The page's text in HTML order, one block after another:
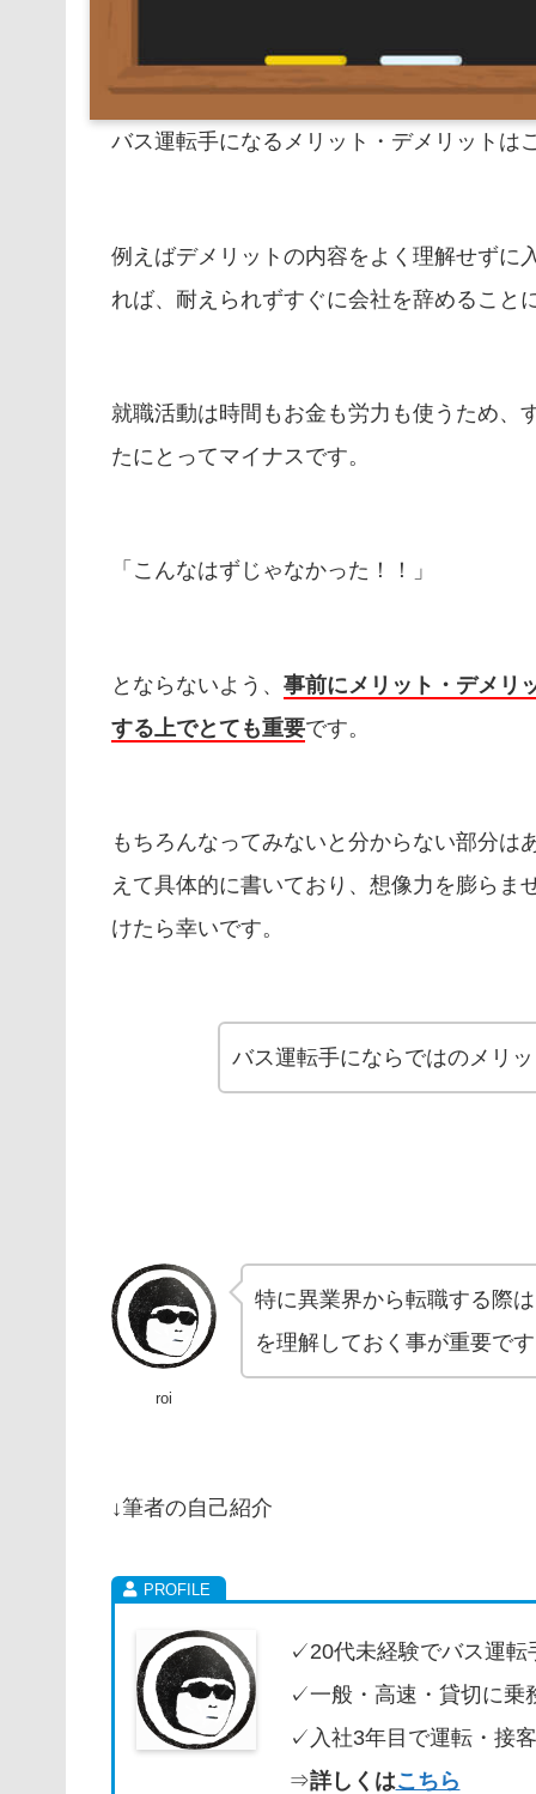
バス運転手になるメリット・デメリットは
例えばデメリットの内容をよく理解せずに
れば、耐えられずすぐに会社を辞めること
就職活動は時間もお金も労力も使うため、
たにとってマイナスです。
「こんなはずじゃなかった！！」
とならないよう、 事前にメリット・デメリ
する上でとても重要です。
もちろんなってみないと分からない部分は
えて具体的に書いており、想像力を膨らま
けたら幸いです。
バス運転手にならではのメリ
roi
特に異業界から転職する際
を理解しておく事が重要で
↓筆者の自己紹介
✓20代未経験でバス運転
✓一般・高速・貸切に乗
✓入社3年目で運転・接
⇒詳しくはこちら